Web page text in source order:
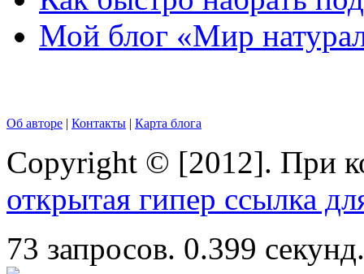
Мой блог «Мир
Об авторе | Контакты | Карта блога
Copyright © [2012]. При
открытая гипер ссылка
73 запросов. 0.399 секунд.